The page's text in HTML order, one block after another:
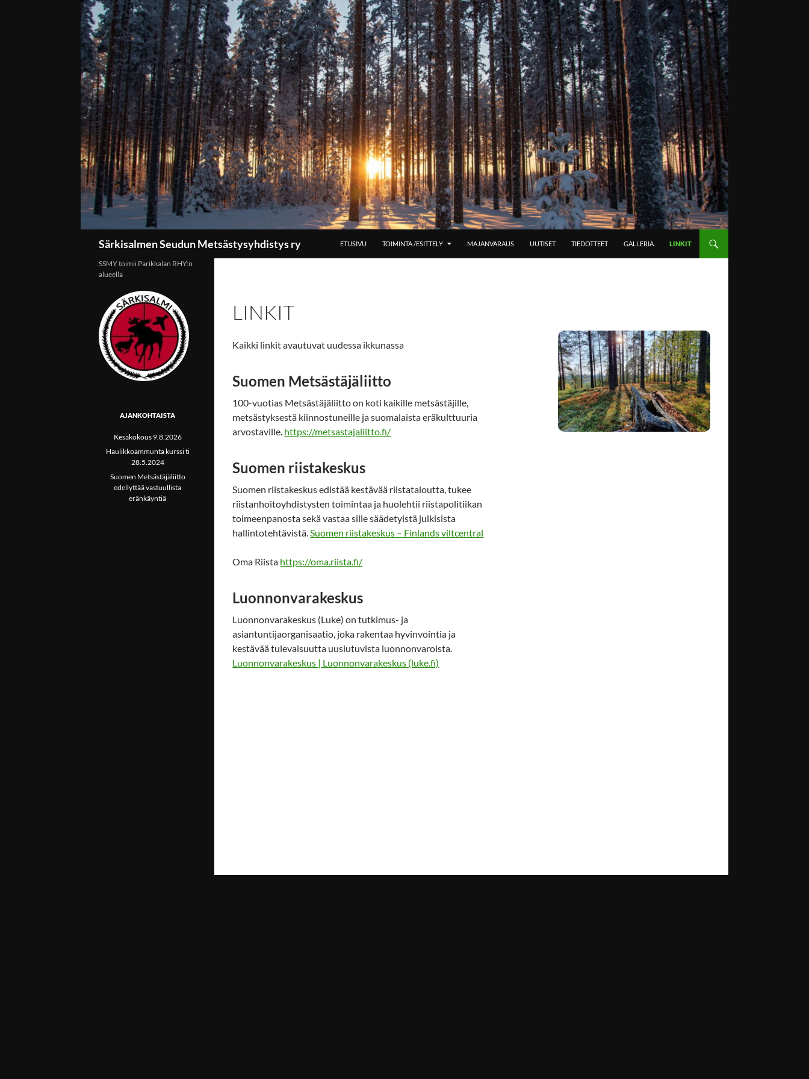
Särkisalmen Seudun Metsästysyhdistys ry
ETUSIVU
TOIMINTA /ESITTELY MAJANVARAUS UUTISET TIEDOTTEET GALLERIA LINKIT
LINKIT
Kaikki linkit avautuvat uudessa ikkunassa
Suomen Metsästäjäliitto
100-vuotias Metsästäjäliitto on koti kaikille metsästäjille,
metsästyksestä kiinnostuneille ja suomalaista eräkulttuuria
arvostaville. https://metsastajaliitto.fi/
Suomen riistakeskus
Suomen riistakeskus edistää kestävää riistataloutta, tukee
riistanhoitoyhdistysten toimintaa ja huolehtii riistapolitiikan
toimeenpanosta sekä vastaa sille säädetyistä julkisista
hallintotehtävistä. Suomen riistakeskus – Finlands viltcentral
Oma Riista https://oma.riista.fi/
Luonnonvarakeskus
Luonnonvarakeskus (Luke) on tutkimus- ja
asiantuntijaorganisaatio, joka rakentaa hyvinvointia ja
kestävää tulevaisuutta uusiutuvista luonnonvaroista.
Luonnonvarakeskus | Luonnonvarakeskus (luke.fi)
SSMY toimii Parikkalan RHY:n
alueella
AJANKOHTAISTA
Kesäkokous 9.8.2026
Haulikkoammunta kurssi ti
28.5.2024
Suomen Metsästäjäliitto
edellyttää vastuullista
eränkäyntiä